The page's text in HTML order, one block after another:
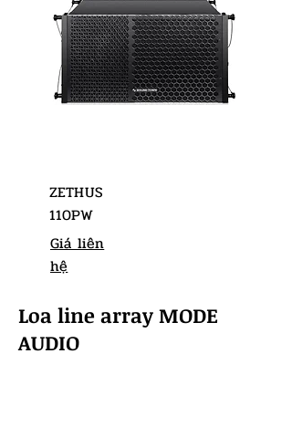
ZETHUS
110PW
Giá liên
hệ
Loa line array MODE
AUDIO